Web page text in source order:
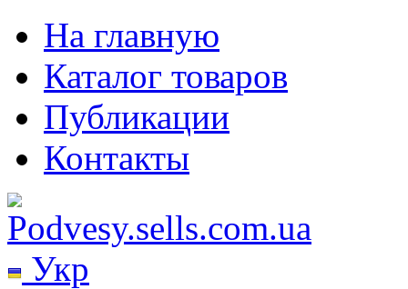
На главную
Каталог товаров
Публикации
Контакты
Укр